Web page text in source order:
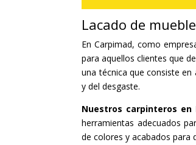
Lacado de
En Carpimad, como
para aquellos clientes que
una técnica que consiste
y del desgaste.
Nuestros carpinteros en
herramientas adecuados
de colores y acabados para